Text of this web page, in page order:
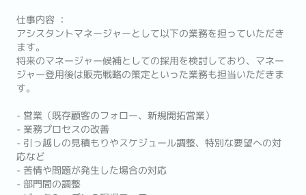
仕事内容 ：
アシスタントマネージャーとして以下の業務を担っていただき
ます。
将来のマネージャー候補としての採用を検討しており、マネー
ジャー登用後は販売戦略の策定といった業務も担当いただきま
す。
- 営業（既存顧客のフォロー、新規開拓営業）
- 業務プロセスの改善
- 引っ越しの見積もりやスケジュール調整、特別な要望への対
応など
- 苦情や問題が発生した場合の対応
- 部門間の調整